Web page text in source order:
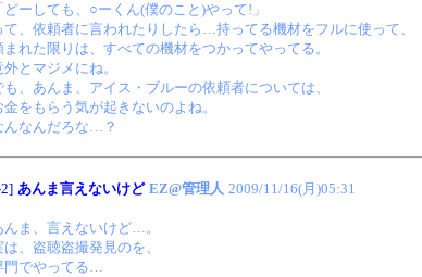
どーしても、○ーくん(僕のこと)やって!」
て、依頼者に言われたりしたら…持ってる機材をフルに使って、
まれた限りは、すべての機材をつかってやってる。
外とマジメにね。
も、あんま、アイス・ブルーの依頼者については、
金をもらう気が起きないのよね。
んなんだろな…？
あんま言えないけど EZ@管理人 2009/11/16(月)05:31
んま、言えないけど…。
は、盗聴盗撮発見のを、
門でやってる…